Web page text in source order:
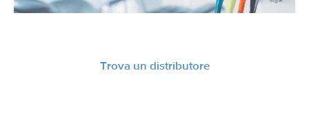
Trova un distributore